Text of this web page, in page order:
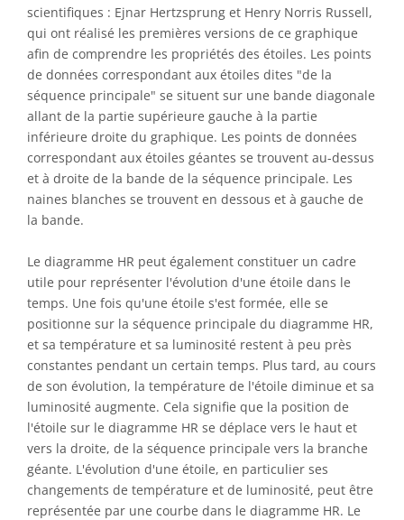
scientifiques : Ejnar Hertzsprung et Henry Norris Russell,
qui ont réalisé les premières versions de ce graphique
afin de comprendre les propriétés des étoiles. Les points
de données correspondant aux étoiles dites "de la
séquence principale" se situent sur une bande diagonale
allant de la partie supérieure gauche à la partie
inférieure droite du graphique. Les points de données
correspondant aux étoiles géantes se trouvent au-dessus
et à droite de la bande de la séquence principale. Les
naines blanches se trouvent en dessous et à gauche de
la bande.
Le diagramme HR peut également constituer un cadre
utile pour représenter l'évolution d'une étoile dans le
temps. Une fois qu'une étoile s'est formée, elle se
positionne sur la séquence principale du diagramme HR,
et sa température et sa luminosité restent à peu près
constantes pendant un certain temps. Plus tard, au cours
de son évolution, la température de l'étoile diminue et sa
luminosité augmente. Cela signifie que la position de
l'étoile sur le diagramme HR se déplace vers le haut et
vers la droite, de la séquence principale vers la branche
géante. L'évolution d'une étoile, en particulier ses
changements de température et de luminosité, peut être
représentée par une courbe dans le diagramme HR. Le